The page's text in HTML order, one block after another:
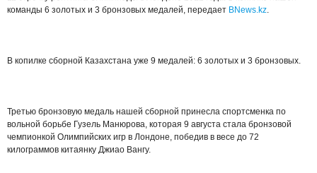
команды 6 золотых и 3 бронзовых медалей, передает BNews.kz.
В копилке сборной Казахстана уже 9 медалей: 6 золотых и 3 бронзовых.
Третью бронзовую медаль нашей сборной принесла спортсменка по
вольной борьбе Гузель Манюрова, которая 9 августа стала бронзовой
чемпионкой Олимпийских игр в Лондоне, победив в весе до 72
килограммов китаянку Джиао Вангу.